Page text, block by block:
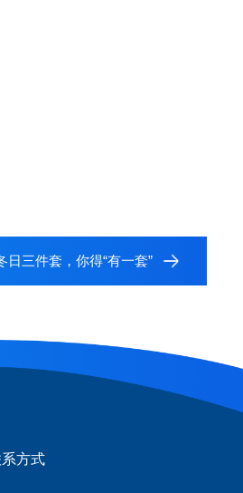
日三件套，你得“有一套”
方式